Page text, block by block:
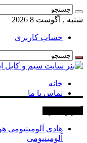
شنبه , آگوست 8 2026
حساب کاربری
خانه
تماس با ما
آلومینیومی